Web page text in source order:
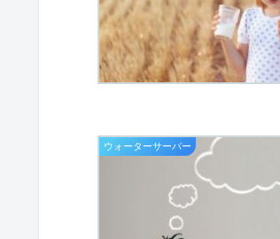
ウォーターサーバー